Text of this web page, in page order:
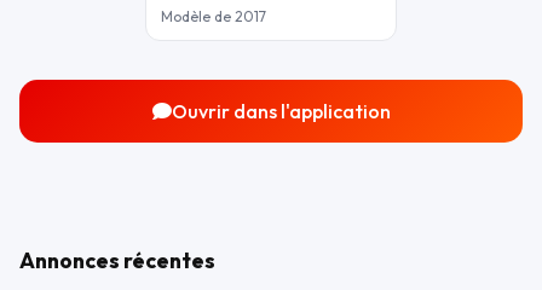
Modèle de 2017
Ouvrir dans l'application
Annonces récentes